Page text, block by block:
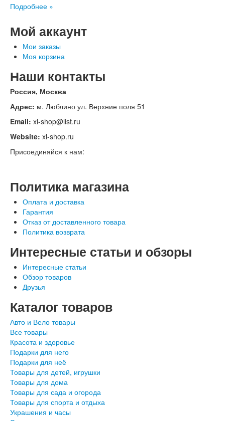
Подробнее »
Мой аккаунт
Мои заказы
Моя корзина
Наши контакты
Россия, Москва
Адрес: м. Люблино ул. Верхние поля 51
Email: xl-shop@list.ru
Website: xl-shop.ru
Присоединяйся к нам:
Политика магазина
Оплата и доставка
Гарантия
Отказ от доставленного товара
Политика возврата
Интересные статьи и обзоры
Интересные статьи
Обзор товаров
Друзья
Каталог товаров
Авто и Вело товары
Все товары
Красота и здоровье
Подарки для него
Подарки для неё
Товары для детей, игрушки
Товары для дома
Товары для сада и огорода
Товары для спорта и отдыха
Украшения и часы